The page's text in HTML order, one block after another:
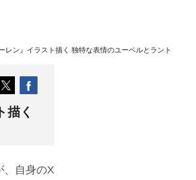
レン』イラスト描く 独特な表情のユーベルとラント
描く
、自身のX